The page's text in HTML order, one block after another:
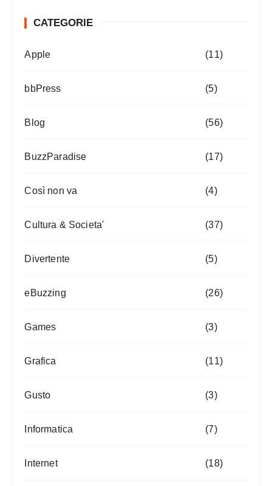
CATEGORIE
Apple (11)
bbPress (5)
Blog (56)
BuzzParadise (17)
Così non va (4)
Cultura & Societa' (37)
Divertente (5)
eBuzzing (26)
Games (3)
Grafica (11)
Gusto (3)
Informatica (7)
Internet (18)